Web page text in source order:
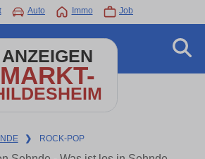
Auto Immo Job
ANZEIGEN
MARKT-
❯ ROCK-POP